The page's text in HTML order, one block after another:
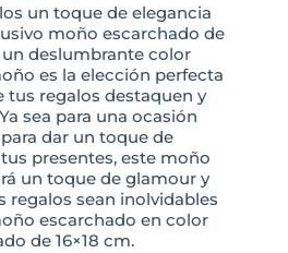
un toque de elegancia
moño escarchado de
un deslumbrante color
es la elección perfecta
tus regalos destaquen y
sea para una ocasión
dar un toque de
presentes, este moño
un toque de glamour y
regalos sean inolvidables
escarchado en color
de 16×18 cm.